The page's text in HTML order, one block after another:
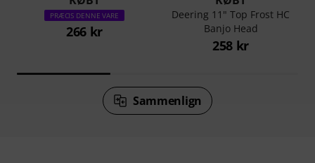
PRÆCIS DENNE VARE
266 kr
Deering 11" Top Frost HC
Banjo Head
258 kr
Sammenlign